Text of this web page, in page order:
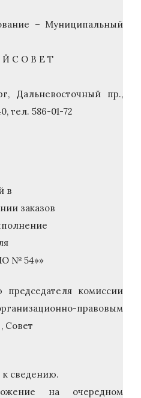
– Муниципальный
С О В Е Т
Дальневосточный пр.,
тел. 586-01-72
в
заказов
№ 54»»
комиссии
правовым
Совет
сведению.
на очередном